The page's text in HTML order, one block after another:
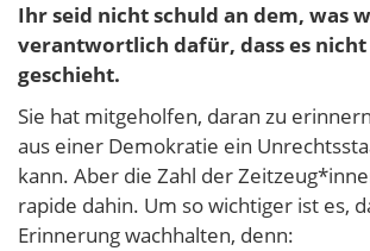
Ihr seid nicht schuld an dem, was
verantwortlich dafür, dass es
geschieht.
Sie hat mitgeholfen, daran zu
aus einer Demokratie ein
kann. Aber die Zahl der
rapide dahin. Um so wichtiger ist es,
Erinnerung wachhalten, denn: